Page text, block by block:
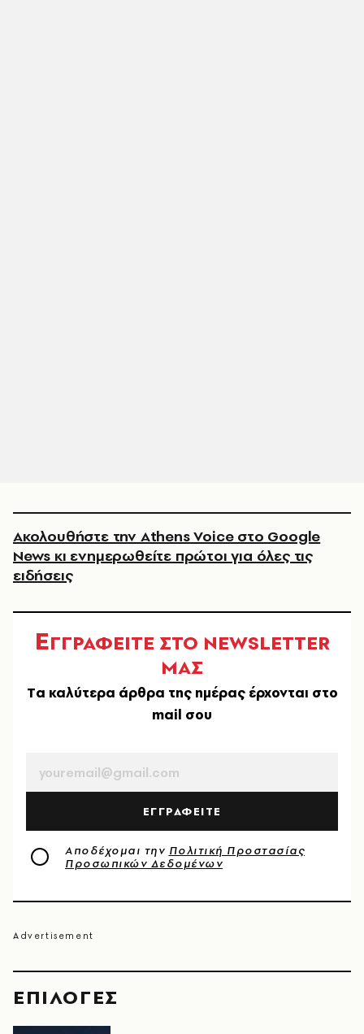
EΠΙΛΟΓΈΣ
Ακολουθήστε την Athens Voice στο Google
News κι ενημερωθείτε πρώτοι για όλες τις
ειδήσεις
ΕΓΓΡΑΦΕΙΤΕ ΣΤΟ NEWSLETTER
ΜΑΣ
Tα καλύτερα άρθρα της ημέρας έρχονται στο
mail σου
ΕΓΓΡΑΦΕΙΤΕ
Αποδέχομαι την Πολιτική Προστασίας
Προσωπικών Δεδομένων